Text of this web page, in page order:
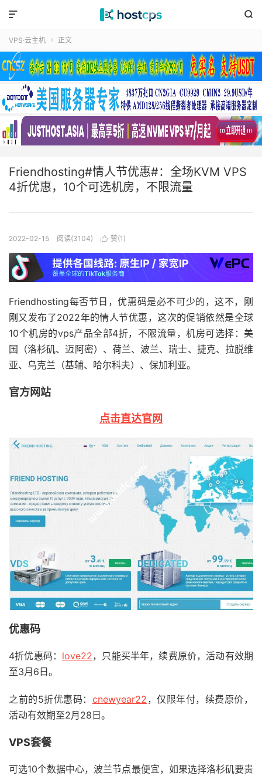


VPS·云主机  正文
Friendhosting#情人节优惠#：全场KVM VPS
4折优惠，10个可选机房，不限流量
2022-02-15 阅读(3104)  赞(1 )
Friendhosting每否节日，优惠码是必不可少的，这不，刚
刚又发布了2022年的情人节优惠，这次的促销依然是全球
10个机房的vps产品全部4折，不限流量，机房可选择：美
国（洛杉矶、迈阿密）、荷兰、波兰、瑞士、捷克、拉脱维
亚、乌克兰（基辅、哈尔科夫）、保加利亚。
官方网站
点击直达官网
优惠码
4折优惠码： love22，只能买半年，续费原价，活动有效期
至3月6日。
之前的5折优惠码： cnewyear22 ，仅限年付，续费原价，
活动有效期至2月28日。
VPS套餐
可选10个数据中心，波兰节点最便宜，如果选择洛杉矶要贵